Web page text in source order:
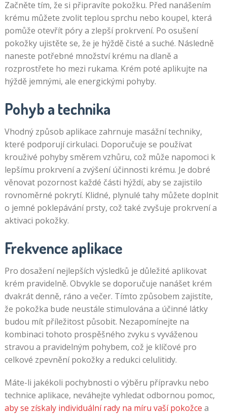
Začněte tím, že si připravíte pokožku. Před nanášením
krému můžete zvolit teplou sprchu nebo koupel, která
pomůže otevřít póry a zlepší prokrvení. Po osušení
pokožky ujistěte se, že je hýždě čisté a suché. Následně
naneste potřebné množství krému na dlaně a
rozprostřete ho mezi rukama. Krém poté aplikujte na
hýždě jemnými, ale energickými pohyby.
Pohyb a technika
Vhodný způsob aplikace zahrnuje masážní techniky,
které podporují cirkulaci. Doporučuje se používat
krouživé pohyby směrem vzhůru, což může napomoci k
lepšímu prokrvení a zvýšení účinnosti krému. Je dobré
věnovat pozornost každé části hýždí, aby se zajistilo
rovnoměrné pokrytí. Klidné, plynulé tahy můžete doplnit
o jemné poklepávání prsty, což také zvyšuje prokrvení a
aktivaci pokožky.
Frekvence aplikace
Pro dosažení nejlepších výsledků je důležité aplikovat
krém pravidelně. Obvykle se doporučuje nanášet krém
dvakrát denně, ráno a večer. Tímto způsobem zajistíte,
že pokožka bude neustále stimulována a účinné látky
budou mít příležitost působit. Nezapomínejte na
kombinaci tohoto prospěšného zvyku s vyváženou
stravou a pravidelným pohybem, což je klíčové pro
celkové zpevnění pokožky a redukci celulitidy.
Máte-li jakékoli pochybnosti o výběru přípravku nebo
technice aplikace, neváhejte vyhledat odbornou pomoc,
aby se získaly individuální rady na míru vaší pokožce a